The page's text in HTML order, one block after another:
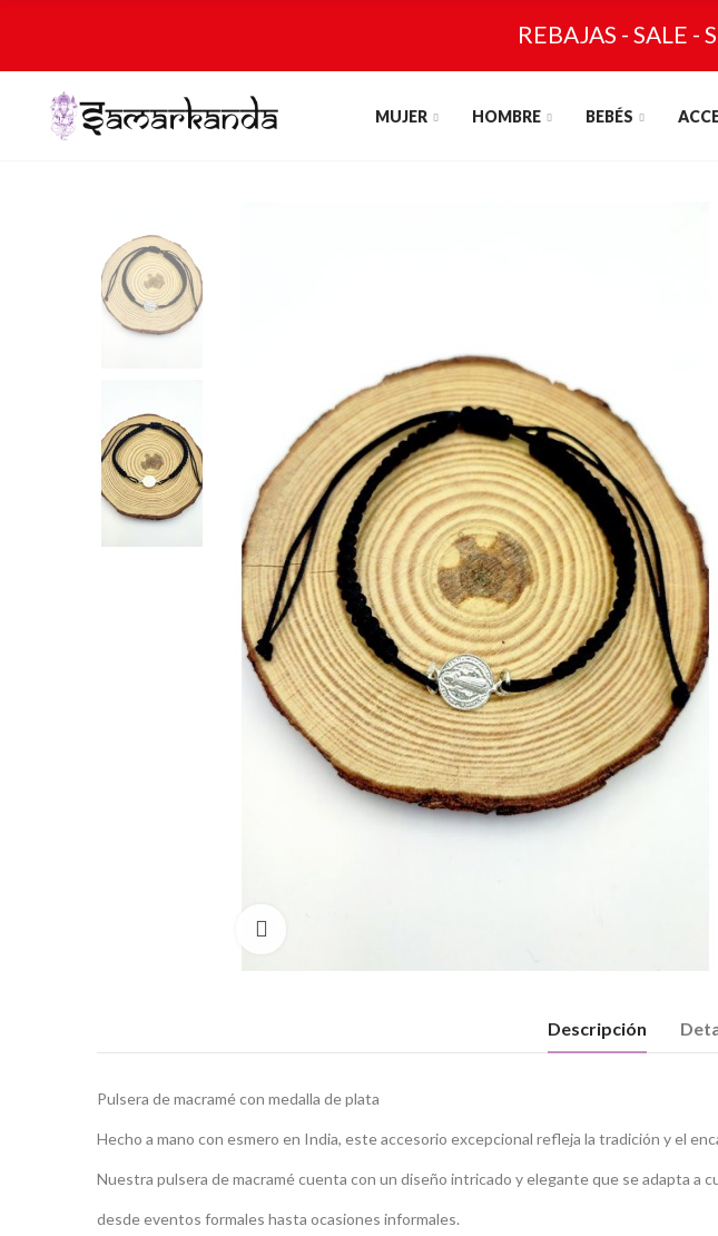
REBAJAS - SALE -
MUJER HOMBRE BEBÉS
Descripción
Pulsera de macramé con medalla de plata
Hecho a mano con esmero en India, este accesorio excepcional refleja la tradición y el
Nuestra pulsera de macramé cuenta con un diseño intricado y elegante que se adapta a
desde eventos formales hasta ocasiones informales.